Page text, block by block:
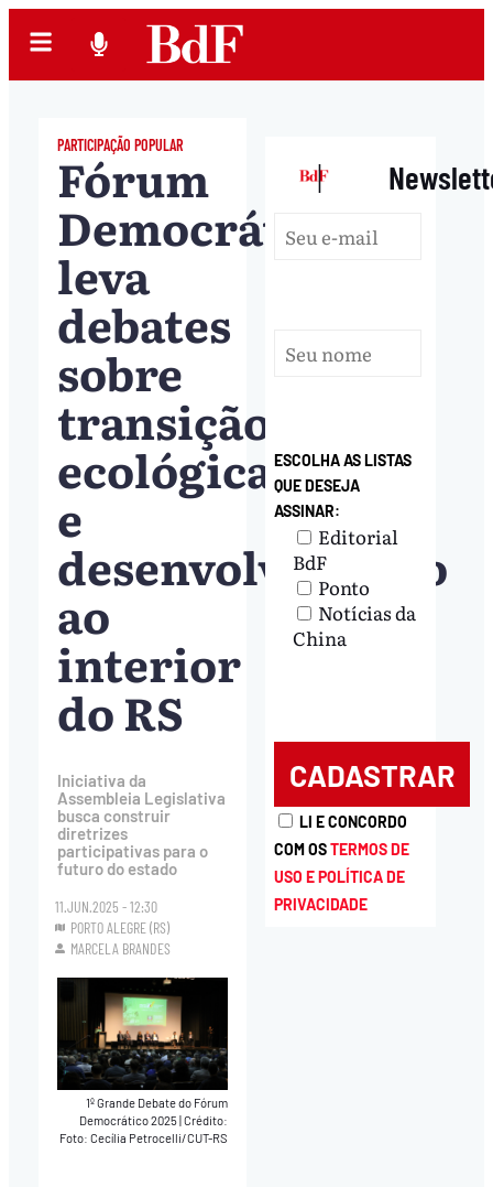
PARTICIPAÇÃO POPULAR
Fórum
Democrático
leva
debates
sobre
transição
ecológica
e
desenvolvimento
ao
interior
do RS
Iniciativa da
Assembleia Legislativa
busca construir
diretrizes
participativas para o
futuro do estado
11.JUN.2025 - 12:30
PORTO ALEGRE (RS)
MARCELA BRANDES
1º Grande Debate do Fórum
Democrático 2025 Crédito:
Foto: Cecília Petrocelli/CUT-RS
|
ESCOLHA AS LISTAS
QUE DESEJA
ASSINAR:
Editorial
BdF
Ponto
Notícias da
China
LI E CONCORDO
COM OSTERMOS DE
USO E POLÍTICA DE
PRIVACIDADE